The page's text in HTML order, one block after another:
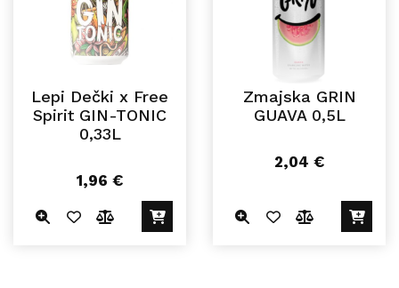
Lepi Dečki x Free
Spirit GIN-TONIC
0,33L
1,96 €
Zmajska GRIN
GUAVA 0,5L
2,04 €